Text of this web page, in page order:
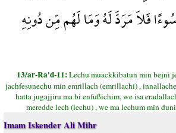
سُوءًا فَلاَ مَرَدَّ لَهُ وَمَا لَهُم مِّن دُونِهِ
13/ar-Ra'd-11:Lechu muackkibatun min bejni
jachfesunechu min emrillach (emrillachi) ,
hatta jugajjiru ma bi enfußichim, we isa
meredde lech (lechu) , we ma lechum min
Imam Iskender Ali Mihr